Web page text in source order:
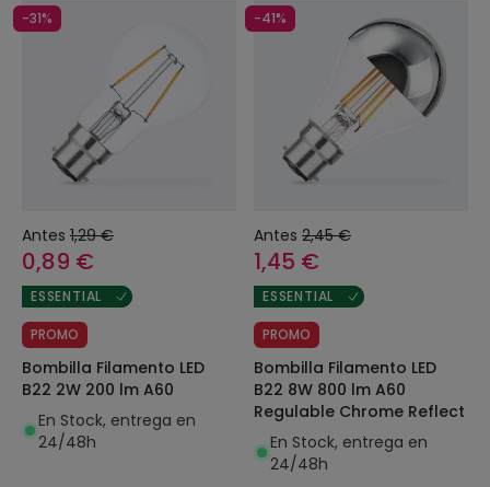
-31%
Antes 1,29 €
0,89 €
ESSENTIAL
PROMO
Bombilla Filamento LED
B22 2W 200 lm A60
En Stock, entrega en
24/48h
-41%
Antes 2,45 €
1,45 €
ESSENTIAL
PROMO
Bombilla Filamento LED
B22 8W 800 lm A60
Regulable Chrome Reflect
En Stock, entrega en
24/48h